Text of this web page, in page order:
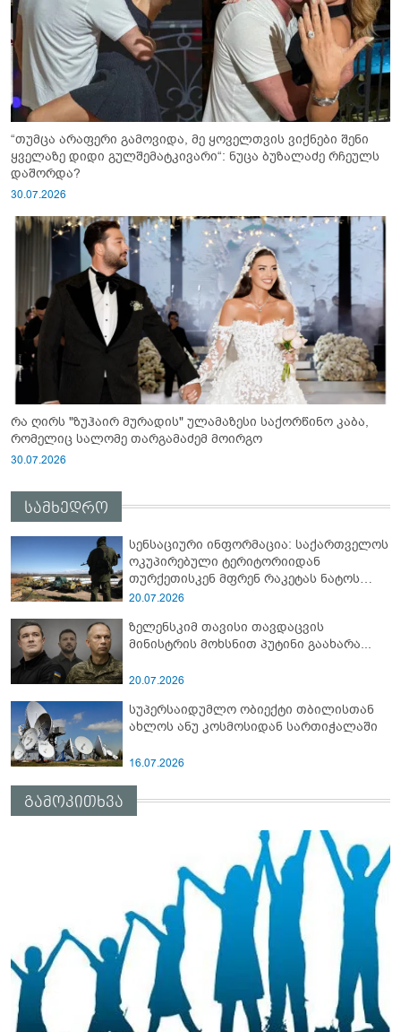
“თუმცა არაფერი გამოვიდა, მე ყოველთვის ვიქნები შენი
ყველაზე დიდი გულშემატკივარი“: ნუცა ბუზალაძე რჩეულს
დაშორდა?
30.07.2026
რა ღირს "ზუჰაირ მურადის" ულამაზესი საქორწინო კაბა,
რომელიც სალომე თარგამაძემ მოირგო
30.07.2026
სამხედრო
სენსაციური ინფორმაცია: საქართველოს
ოკუპირებული ტერიტორიიდან
თურქეთისკენ მფრენ რაკეტას ნატოს
სამიტი კინაღამ ჩაუშლია
20.07.2026
ზელენსკიმ თავისი თავდაცვის
მინისტრის მოხსნით პუტინი გაახარა...
20.07.2026
სუპერსაიდუმლო ობიექტი თბილისთან
ახლოს ანუ კოსმოსიდან სართიჭალაში
16.07.2026
გამოკითხვა